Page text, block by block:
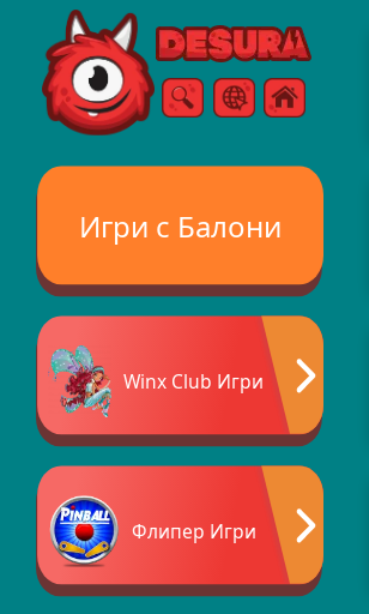
Free Online Games
ТърсенеМеню
Игри с Балони
Winx Club Игри
Флипер Игри